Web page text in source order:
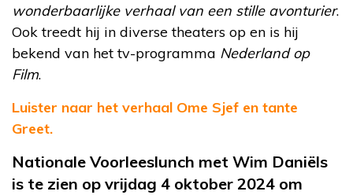
wonderbaarlijke verhaal van een stille avonturier.
Ook treedt hij in diverse theaters op en is hij
bekend van het tv-programma Nederland op
Film.
Luister naar het verhaal Ome Sjef en tante
Greet.
Nationale Voorleeslunch met Wim Daniëls
is te zien op vrijdag 4 oktober 2024 om